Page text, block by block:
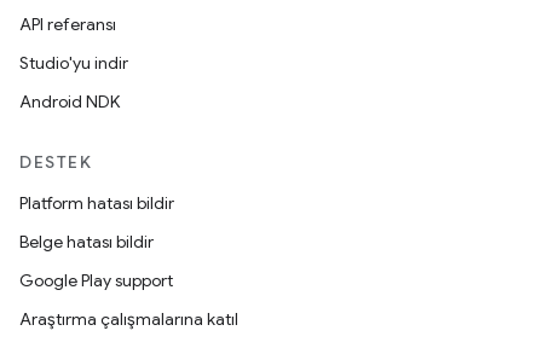
API referansı
Studio'yu indir
Android NDK
DESTEK
Platform hatası bildir
Belge hatası bildir
Google Play support
Araştırma çalışmalarına katıl